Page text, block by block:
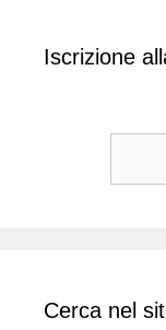
Iscrizione
Cerca nel